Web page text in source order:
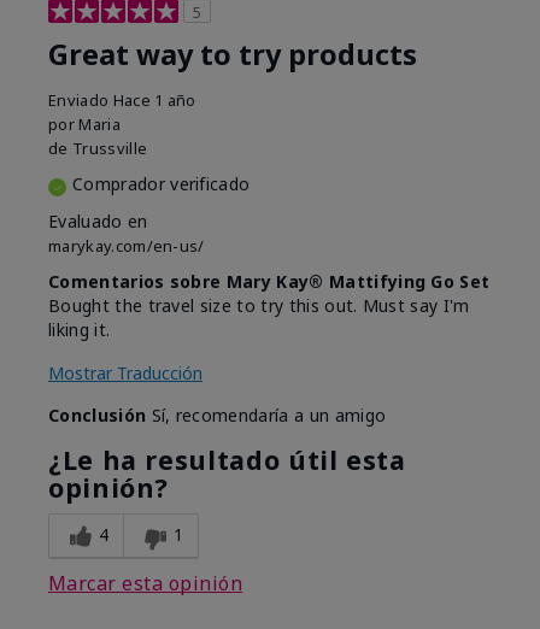
5
Great way to try products
Enviado Hace 1 año
por Maria
de Trussville
Comprador verificado
Evaluado en
marykay.com/en-us/
Comentarios sobre Mary Kay® Mattifying Go Set
Bought the travel size to try this out. Must say I'm
liking it.
Mostrar Traducción
Conclusión Sí, recomendaría a un amigo
¿Le ha resultado útil esta
opinión?
4 1
Marcar esta opinión